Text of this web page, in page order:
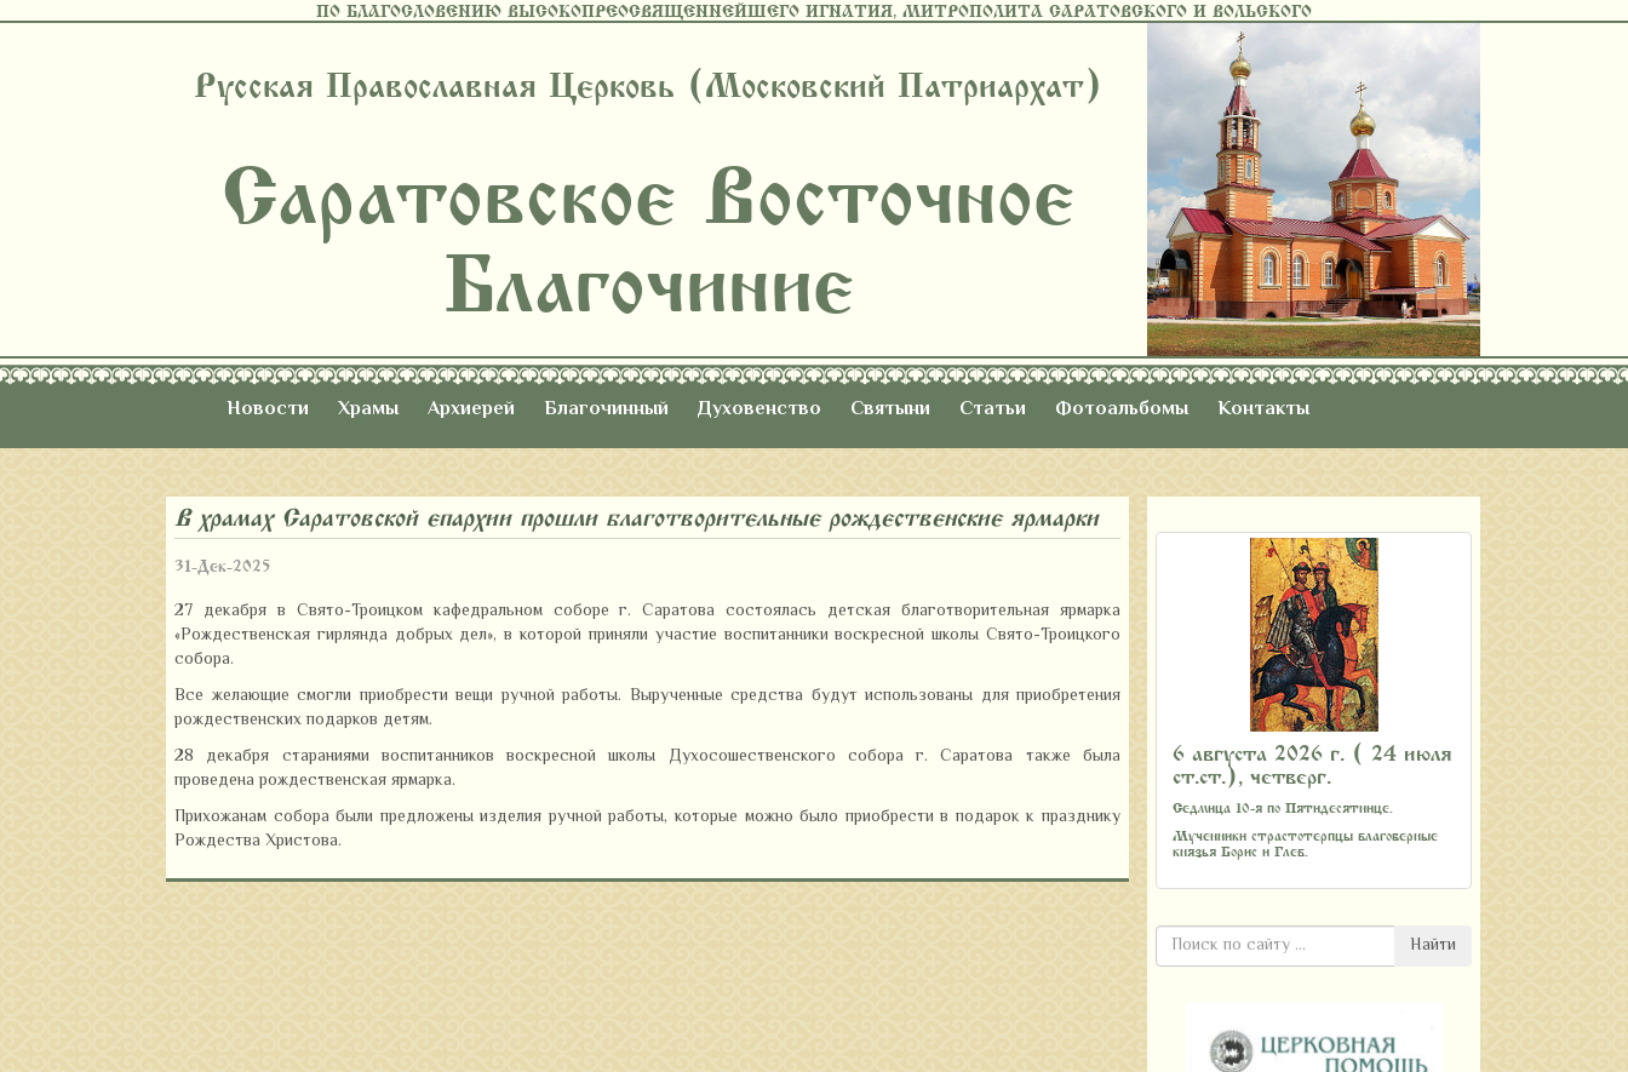
ПО БЛАГОСЛОВЕНИЮ ВЫСОКОПРЕОСВЯЩЕННЕЙШЕГО ИГНАТИЯ, МИТРОПОЛИТА САРАТОВСКОГО И ВОЛЬСКОГО
Русская Православная Церковь (Московский Патриархат)
Саратовское Восточное
Благочиние
Новости Храмы Архиерей Благочинный Духовенство Святыни Статьи Фотоальбомы Контакты
В храмах Саратовской епархии прошли благотворительные рождественские ярмарки
31-Дек-2025
27 декабря в Свято-Троицком кафедральном соборе г. Саратова состоялась детская благотворительная ярмарка
«Рождественская гирлянда добрых дел», в которой приняли участие воспитанники воскресной школы Свято-Троицкого
собора.
Все желающие смогли приобрести вещи ручной работы. Вырученные средства будут использованы для приобретения
рождественских подарков детям.
28 декабря стараниями воспитанников воскресной школы Духосошественского собора г. Саратова также была
проведена рождественская ярмарка.
Прихожанам собора были предложены изделия ручной работы, которые можно было приобрести в подарок к празднику
Рождества Христова.
6 августа 2026 г. ( 24 июля
ст.ст.), четверг.
Седмица 10-я по Пятидесятнице.
Мученники страстотерпцы благоверные
князья Борис и Глеб.
Найти